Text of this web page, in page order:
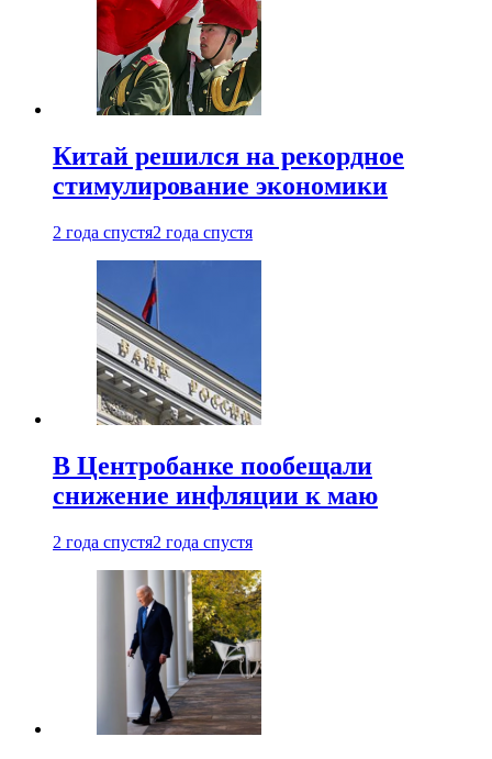
Китай решился на рекордное
стимулирование экономики
2 года спустя2 года спустя
В Центробанке пообещали
снижение инфляции к маю
2 года спустя2 года спустя